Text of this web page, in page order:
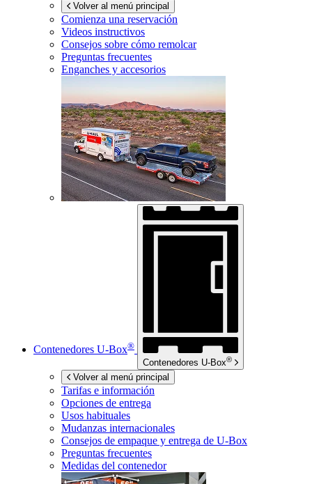
Volver al menú principal
Comienza una reservación
Videos instructivos
Consejos sobre cómo remolcar
Preguntas frecuentes
Enganches y accesorios
Contenedores U-Box®
Contenedores U-Box®
Volver al menú principal
Tarifas e información
Opciones de entrega
Usos habituales
Mudanzas internacionales
Consejos de empaque y entrega de U-Box
Preguntas frecuentes
Medidas del contenedor